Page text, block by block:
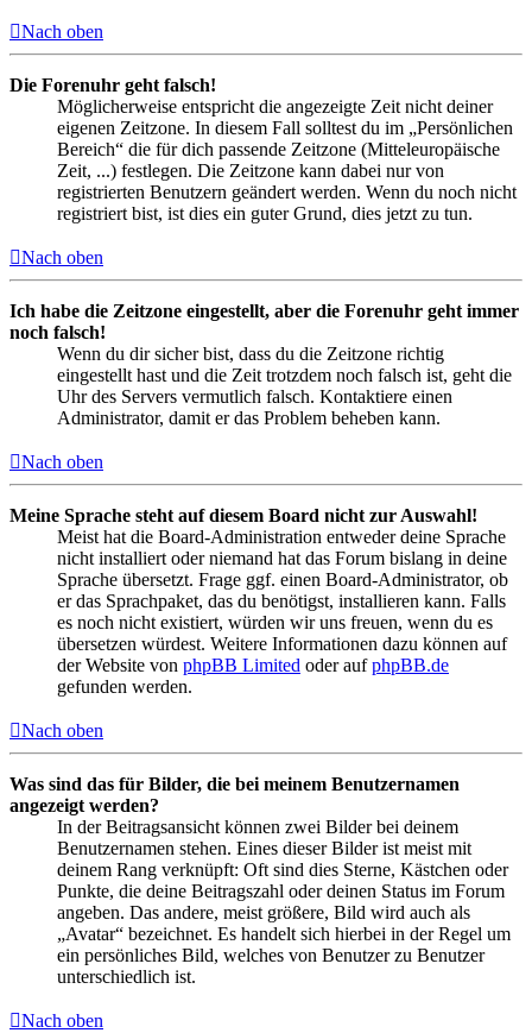
Nach oben
Die Forenuhr geht falsch!
Möglicherweise entspricht die angezeigte Zeit nicht deiner
eigenen Zeitzone. In diesem Fall solltest du im „Persönlichen
Bereich“ die für dich passende Zeitzone (Mitteleuropäische
Zeit, ...) festlegen. Die Zeitzone kann dabei nur von
registrierten Benutzern geändert werden. Wenn du noch nicht
registriert bist, ist dies ein guter Grund, dies jetzt zu tun.
Nach oben
Ich habe die Zeitzone eingestellt, aber die Forenuhr geht immer
noch falsch!
Wenn du dir sicher bist, dass du die Zeitzone richtig
eingestellt hast und die Zeit trotzdem noch falsch ist, geht die
Uhr des Servers vermutlich falsch. Kontaktiere einen
Administrator, damit er das Problem beheben kann.
Nach oben
Meine Sprache steht auf diesem Board nicht zur Auswahl!
Meist hat die Board-Administration entweder deine Sprache
nicht installiert oder niemand hat das Forum bislang in deine
Sprache übersetzt. Frage ggf. einen Board-Administrator, ob
er das Sprachpaket, das du benötigst, installieren kann. Falls
es noch nicht existiert, würden wir uns freuen, wenn du es
übersetzen würdest. Weitere Informationen dazu können auf
der Website von phpBB Limited oder aufphpBB.de
gefunden werden.
Nach oben
Was sind das für Bilder, die bei meinem Benutzernamen
angezeigt werden?
In der Beitragsansicht können zwei Bilder bei deinem
Benutzernamen stehen. Eines dieser Bilder ist meist mit
deinem Rang verknüpft: Oft sind dies Sterne, Kästchen oder
Punkte, die deine Beitragszahl oder deinen Status im Forum
angeben. Das andere, meist größere, Bild wird auch als
„Avatar“ bezeichnet. Es handelt sich hierbei in der Regel um
ein persönliches Bild, welches von Benutzer zu Benutzer
unterschiedlich ist.
Nach oben